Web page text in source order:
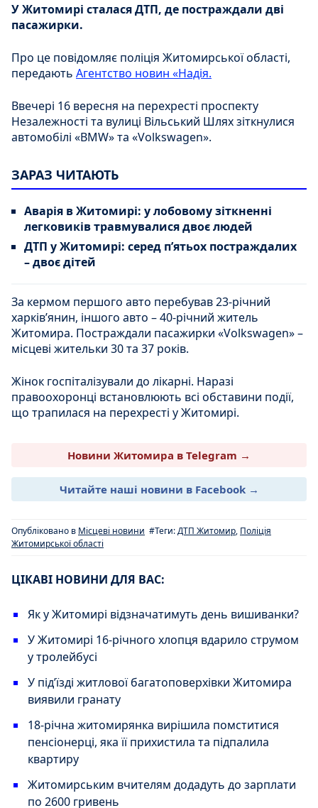
У Житомирі сталася ДТП, де постраждали дві
пасажирки.
Про це повідомляє поліція Житомирської області,
передають Агентство новин «Надія.
Ввечері 16 вересня на перехресті проспекту
Незалежності та вулиці Вільський Шлях зіткнулися
автомобілі «BMW» та «Volkswagen».
ЗАРАЗ ЧИТАЮТЬ
Аварія в Житомирі: у лобовому зіткненні
легковиків травмувалися двоє людей
ДТП у Житомирі: серед п’ятьох постраждалих
– двоє дітей
За кермом першого авто перебував 23-річний
харків’янин, іншого авто – 40-річний житель
Житомира. Постраждали пасажирки «Volkswagen» –
місцеві жительки 30 та 37 років.
Жінок госпіталізували до лікарні. Наразі
правоохоронці встановлюють всі обставини події,
що трапилася на перехресті у Житомирі.
Новини Житомира в Telegram →
Читайте наші новини в Facebook →
Опубліковано в Місцеві новини #Теги:ДТП Житомир, Поліція
Житомирської області
ЦІКАВІ НОВИНИ ДЛЯ ВАС:
Як у Житомирі відзначатимуть день вишиванки?
У Житомирі 16-річного хлопця вдарило струмом
у тролейбусі
У під’їзді житлової багатоповерхівки Житомира
виявили гранату
18-річна житомирянка вирішила помститися
пенсіонерці, яка її прихистила та підпалила
квартиру
Житомирським вчителям додадуть до зарплати
по 2600 гривень